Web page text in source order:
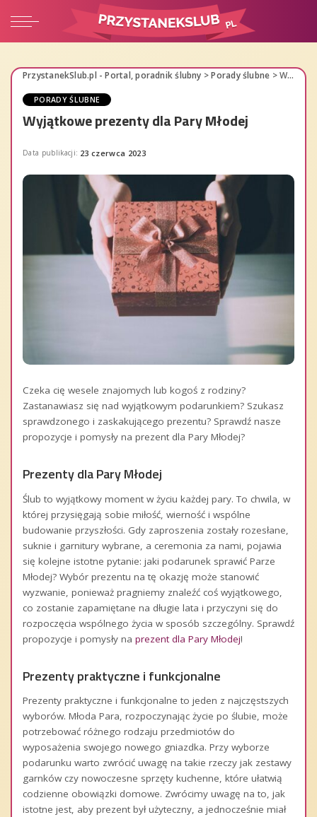
PrzystanekSlub.pl - Portal, poradnik ślubny >Porady ślubne >Wyjątkowe prezenty dla Pary Młodej
PORADY ŚLUBNE
Wyjątkowe prezenty dla Pary Młodej
Data publikacji: 23 czerwca 2023
Czeka cię wesele znajomych lub kogoś z rodziny?
Zastanawiasz się nad wyjątkowym podarunkiem? Szukasz
sprawdzonego i zaskakującego prezentu? Sprawdź nasze
propozycje i pomysły na prezent dla Pary Młodej?
Prezenty dla Pary Młodej
Ślub to wyjątkowy moment w życiu każdej pary. To chwila, w
której przysięgają sobie miłość, wierność i wspólne
budowanie przyszłości. Gdy zaproszenia zostały rozesłane,
suknie i garnitury wybrane, a ceremonia za nami, pojawia
się kolejne istotne pytanie: jaki podarunek sprawić Parze
Młodej? Wybór prezentu na tę okazję może stanowić
wyzwanie, ponieważ pragniemy znaleźć coś wyjątkowego,
co zostanie zapamiętane na długie lata i przyczyni się do
rozpoczęcia wspólnego życia w sposób szczególny. Sprawdź
propozycje i pomysły na prezent dla Pary Młodej!
Prezenty praktyczne i funkcjonalne
Prezenty praktyczne i funkcjonalne to jeden z najczęstszych
wyborów. Młoda Para, rozpoczynając życie po ślubie, może
potrzebować różnego rodzaju przedmiotów do
wyposażenia swojego nowego gniazdka. Przy wyborze
podarunku warto zwrócić uwagę na takie rzeczy jak zestawy
garnków czy nowoczesne sprzęty kuchenne, które ułatwią
codzienne obowiązki domowe. Zwrócimy uwagę na to, jak
istotne jest, aby prezent był użyteczny, a jednocześnie miał